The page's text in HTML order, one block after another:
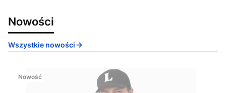
Nowości
Wszystkie nowości
Nowość